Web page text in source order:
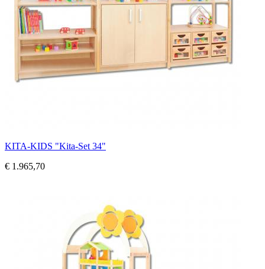
KITA-KIDS "Kita-Set 34"
€ 1.965,70